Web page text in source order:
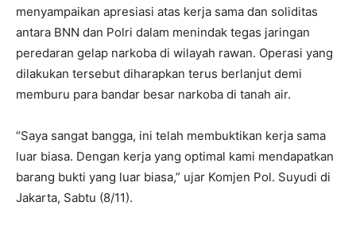
menyampaikan apresiasi atas kerja sama dan soliditas
antara BNN dan Polri dalam menindak tegas jaringan
peredaran gelap narkoba di wilayah rawan. Operasi yang
dilakukan tersebut diharapkan terus berlanjut demi
memburu para bandar besar narkoba di tanah air.
“Saya sangat bangga, ini telah membuktikan kerja sama
luar biasa. Dengan kerja yang optimal kami mendapatkan
barang bukti yang luar biasa,” ujar Komjen Pol. Suyudi di
Jakarta, Sabtu (8/11).